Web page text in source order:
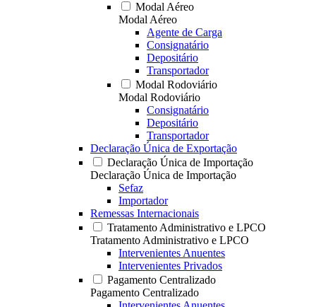
Modal Aéreo
Modal Aéreo
Agente de Carga
Consignatário
Depositário
Transportador
Modal Rodoviário
Modal Rodoviário
Consignatário
Depositário
Transportador
Declaração Única de Exportação
Declaração Única de Importação
Declaração Única de Importação
Sefaz
Importador
Remessas Internacionais
Tratamento Administrativo e LPCO
Tratamento Administrativo e LPCO
Intervenientes Anuentes
Intervenientes Privados
Pagamento Centralizado
Pagamento Centralizado